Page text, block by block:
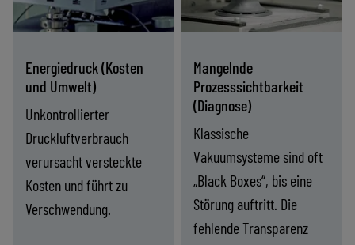
Energie­druck (Kosten
und Umwelt)
Unkontrollierter
Druckluftverbrauch
verursacht versteckte
Kosten und führt zu
Verschwendung.
Druckluftverbrauch
um bis zu 90 % und
gleichzeitig eine
Haltekraft.
Mangelnde
Prozesssichtbarkeit
(Diagnose)
Klassische
Vakuumsysteme sind oft
„Black Boxes“, bis eine
Störung auftritt. Die
fehlende Transparenz
Echtzeitüberwachung,
Diagnose und
Vakuumleistung.